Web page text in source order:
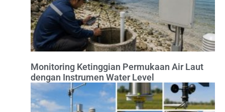
Monitoring Ketinggian Permukaan Air Laut
dengan Instrumen Water Level